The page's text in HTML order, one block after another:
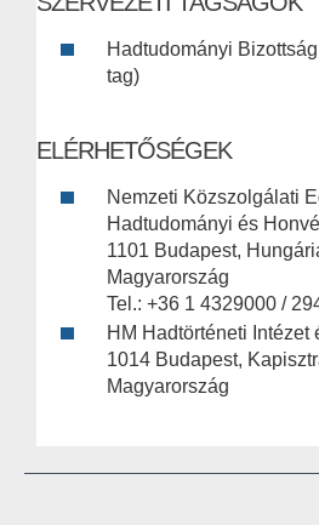
Hadtudományi
tag)
ELÉRHETŐSÉGEK
Nemzeti Közszolgálati
Hadtudományi és
1101 Budapest,
Magyarország
Tel.: +36 1 4329000 /
HM Hadtörténeti Intézet
1014 Budapest,
Magyarország